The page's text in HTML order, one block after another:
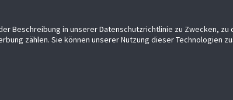
Beschreibung in unserer Datenschutzrichtlinie zu Zwecken,
zählen. Sie können unserer Nutzung dieser Technologien